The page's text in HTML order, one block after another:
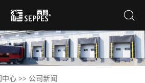
中心 >> 公司新闻